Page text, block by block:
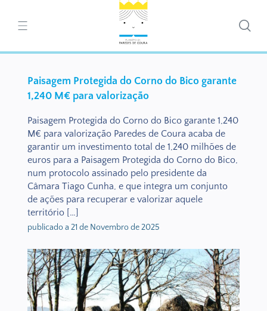
Paisagem Protegida do Corno do Bico garante
1,240 M€ para valorização
Paisagem Protegida do Corno do Bico garante 1,240
M€ para valorização Paredes de Coura acaba de
garantir um investimento total de 1,240 milhões de
euros para a Paisagem Protegida do Corno do Bico,
num protocolo assinado pelo presidente da
Câmara Tiago Cunha, e que integra um conjunto
de ações para recuperar e valorizar aquele
território […]
publicado a 21 de Novembro de 2025